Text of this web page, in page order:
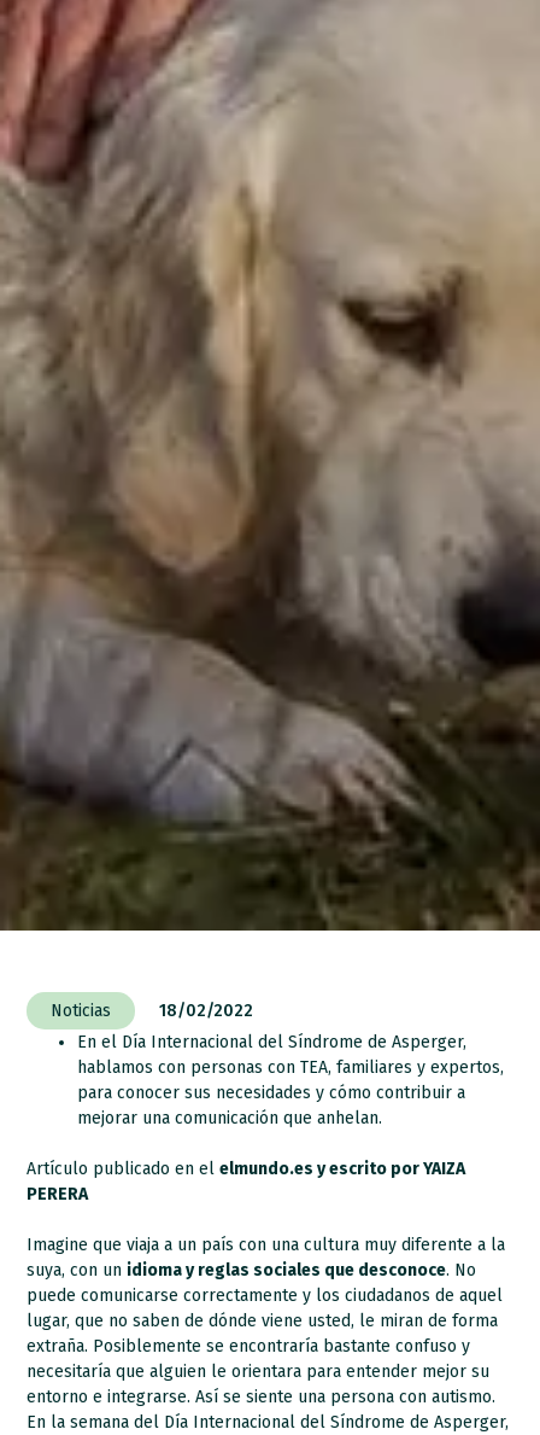
Noticias
18/02/2022
En el Día Internacional del Síndrome de Asperger,
hablamos con personas con TEA, familiares y expertos,
para conocer sus necesidades y cómo contribuir a
mejorar una comunicación que anhelan.
Artículo publicado en elelmundo.es y escrito porYAIZA
PERERA
Imagine que viaja a un país con una cultura muy diferente a la
suya, con un idioma y reglas sociales que desconoce. No
puede comunicarse correctamente y los ciudadanos de aquel
lugar, que no saben de dónde viene usted, le miran de forma
extraña. Posiblemente se encontraría bastante confuso y
necesitaría que alguien le orientara para entender mejor su
entorno e integrarse. Así se siente una persona con autismo.
En la semana del Día Internacional del Síndrome de Asperger,